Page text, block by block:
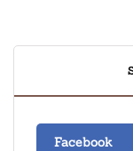
Facebook